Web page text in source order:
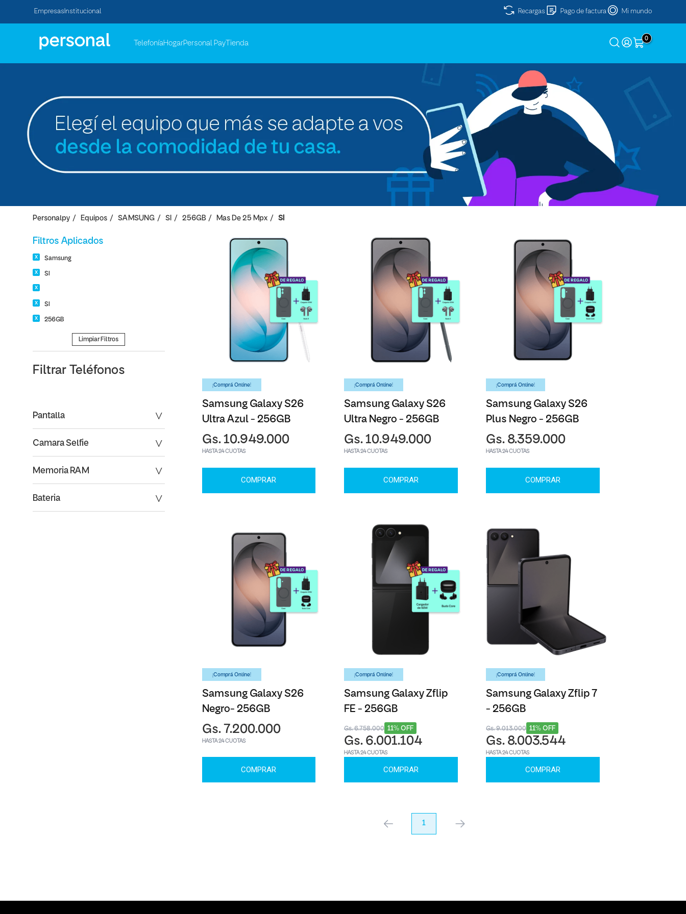
Empresas Institucional Recargas Pago de factura Mi mundo
TelefoníaHogarPersonal Pay Tienda
0
Personalpy Equipos SAMSUNG SI 256GB Mas De 25 Mpx SI
Filtros Aplicados
Samsung
SI
SI
256GB
Limpiar Filtros
Filtrar Teléfonos
Pantalla
Memoria RAM
Camara Selfie
Bateria
¡Comprá Online!
Samsung Galaxy S26
Ultra Azul - 256GB
Gs. 10.949.000
HASTA 24 CUOTAS
COMPRAR
¡Comprá Online!
Samsung Galaxy S26
Ultra Negro - 256GB
Gs. 10.949.000
HASTA 24 CUOTAS
COMPRAR
¡Comprá Online!
Samsung Galaxy S26
Plus Negro - 256GB
Gs. 8.359.000
HASTA 24 CUOTAS
COMPRAR
¡Comprá Online!
Samsung Galaxy S26
Negro- 256GB
Gs. 7.200.000
HASTA 24 CUOTAS
COMPRAR
¡Comprá Online!
Samsung Galaxy Zflip
FE - 256GB
11% OFF
Gs. 6.758.000
Gs. 6.001.104
HASTA 24 CUOTAS
COMPRAR
¡Comprá Online!
Samsung Galaxy Zflip 7
- 256GB
11% OFF
Gs. 9.013.000
Gs. 8.003.544
HASTA 24 CUOTAS
COMPRAR
anterior 1 próximo